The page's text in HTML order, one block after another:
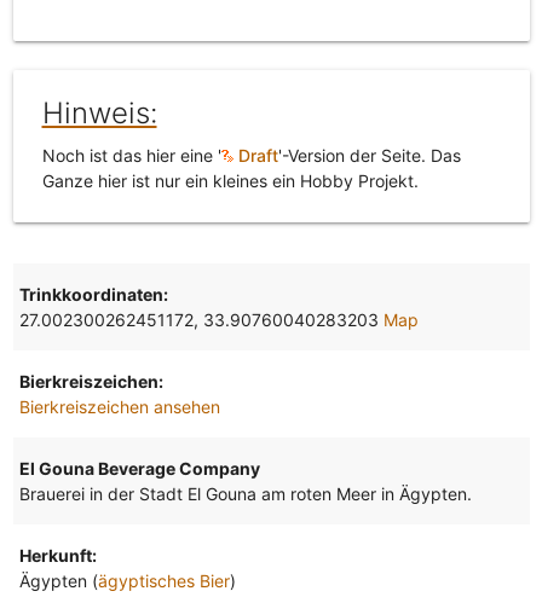
Hinweis:
Noch ist das hier eine ' Draft'-Version der Seite. Das
Ganze hier ist nur ein kleines ein Hobby Projekt.
Trinkkoordinaten:
27.002300262451172, 33.90760040283203 Map
Bierkreiszeichen:
Bierkreiszeichen ansehen
El Gouna Beverage Company
Brauerei in der Stadt El Gouna am roten Meer in Ägypten.
Herkunft:
Ägypten (ägyptisches Bier)